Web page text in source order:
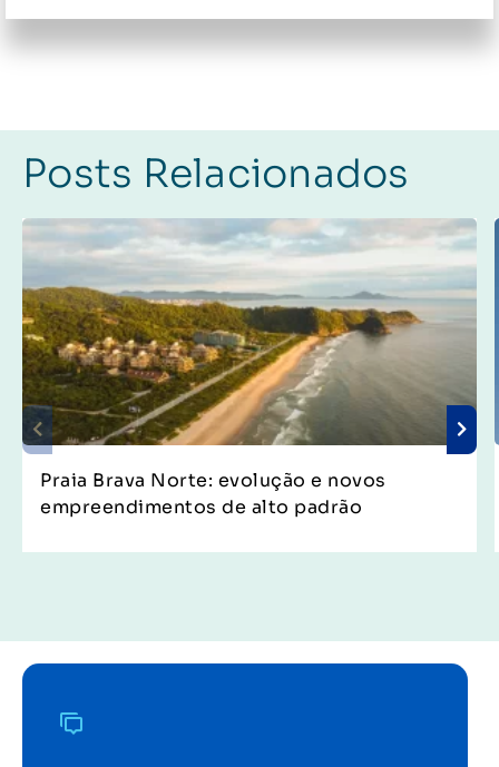
Posts Relacionados
Praia Brava Norte: evolução e novos
empreendimentos de alto padrão